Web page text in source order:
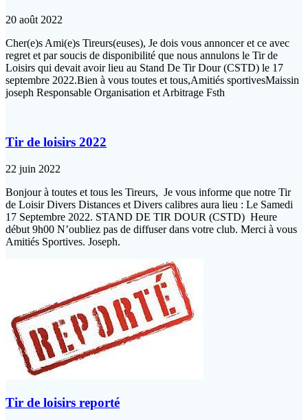
20 août 2022
Cher(e)s Ami(e)s Tireurs(euses), Je dois vous annoncer et ce avec
regret et par soucis de disponibilité que nous annulons le Tir de
Loisirs qui devait avoir lieu au Stand De Tir Dour (CSTD) le 17
septembre 2022.Bien à vous toutes et tous,Amitiés sportivesMaissin
joseph Responsable Organisation et Arbitrage Fsth
Tir de loisirs 2022
22 juin 2022
Bonjour à toutes et tous les Tireurs, Je vous informe que notre Tir
de Loisir Divers Distances et Divers calibres aura lieu : Le Samedi
17 Septembre 2022. STAND DE TIR DOUR (CSTD) Heure
début 9h00 N’oubliez pas de diffuser dans votre club. Merci à vous
Amitiés Sportives. Joseph.
Tir de loisirs reporté